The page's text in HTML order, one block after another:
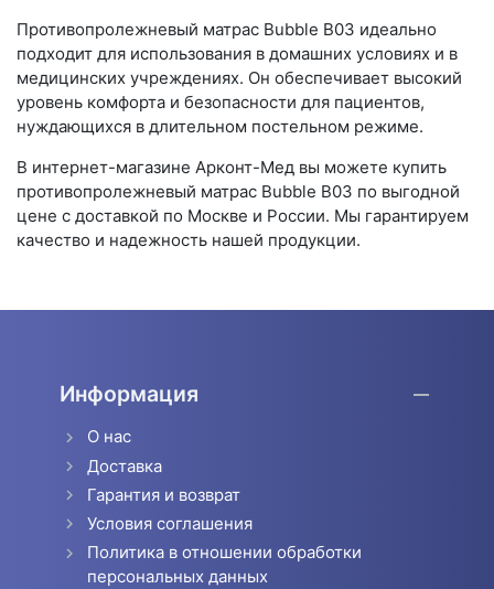
Противопролежневый матрас Bubble B03 идеально
подходит для использования в домашних условиях и в
медицинских учреждениях. Он обеспечивает высокий
уровень комфорта и безопасности для пациентов,
нуждающихся в длительном постельном режиме.
В интернет-магазине Арконт-Мед вы можете купить
противопролежневый матрас Bubble B03 по выгодной
цене с доставкой по Москве и России. Мы гарантируем
качество и надежность нашей продукции.
Информация
О нас
Доставка
Гарантия и возврат
Условия соглашения
Политика в отношении обработки
персональных данных